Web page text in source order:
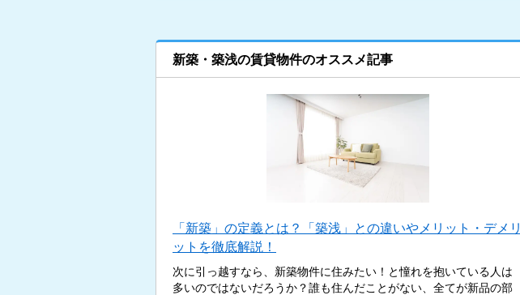
新築・築浅の賃貸物件のオススメ記事
「新築」の定義とは？「築浅」との違いやメリット・デメリ
ットを徹底解説！
次に引っ越すなら、新築物件に住みたい！と憧れを抱いている人は
多いのではないだろうか？誰も住んだことがない、全てが新品の部